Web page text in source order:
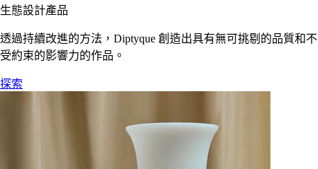
生態設計產品
透過持續改進的方法，Diptyque 創造出具有無可挑剔的品質和不
受約束的影響力的作品。
探索